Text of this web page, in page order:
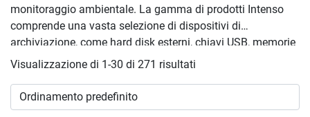
monitoraggio ambientale. La gamma di prodotti Intenso
comprende una vasta selezione di dispositivi di
archiviazione, come hard disk esterni, chiavi USB, memorie
SD e DVD-RW, BLU-RAY, progettati per garantire una facile e
archiviazione, Intenso offre anche soluzioni di ricarica
avanzate, come carica batterie e pile, ideali per dispositivi
Visualizzazione di 1-30 di 271 risultati